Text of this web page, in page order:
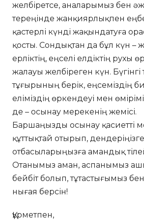
желбіретсе, аналарымыз бен
тереңінде жанқиярлықпен
қастерлі күнді жақындатуға
қосты. Сондықтан да бұл күн –
ерліктің, еңселі елдіктің рухы
жалауы желбіреген күн. Бүгінгі
тұғырының берік, еңсеміздің
еліміздің өркендеуі мен
де – осынау мерекенің жемісі.
Баршаңызды осынау қасиетті
құттықтай отырып,
отбасыларыңызға амандық
Отанымыз аман, аспанымыз
бейбіт болып, тұтастығымыз бен
нығая берсін!
Құрметпен,